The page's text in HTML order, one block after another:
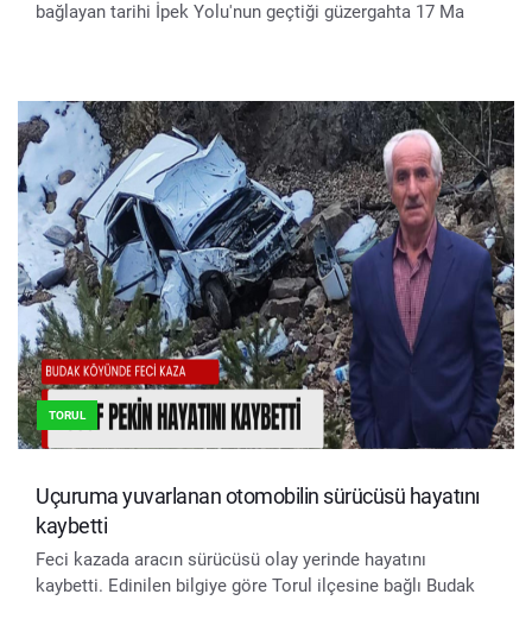
bağlayan tarihi İpek Yolu'nun geçtiği güzergahta 17 Ma
TORUL
Uçuruma yuvarlanan otomobilin sürücüsü hayatını
kaybetti
Feci kazada aracın sürücüsü olay yerinde hayatını
kaybetti. Edinilen bilgiye göre Torul ilçesine bağlı Budak